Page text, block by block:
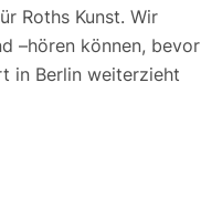
Roths Kunst. Wir
–hören können, bevor
in Berlin weiterzieht